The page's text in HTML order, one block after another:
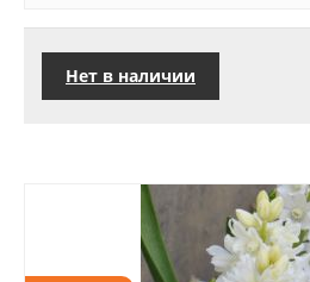
Нет в наличии